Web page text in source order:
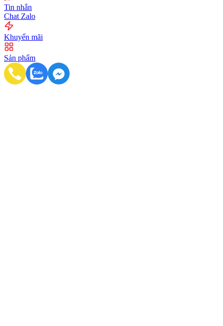
Tin nhắn
Chat Zalo
Khuyến mãi
Sản phẩm